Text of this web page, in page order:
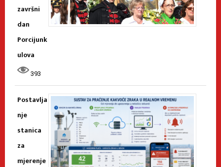
završni
dan
Porcijunk
ulova
393
Postavlja
nje
stanica
za
mjerenje